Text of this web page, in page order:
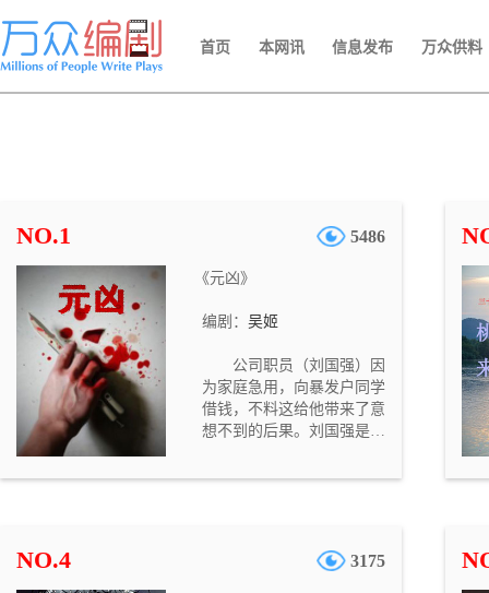
首页 本网讯 信息发布 万众供料
NO.1 5486
《元凶》
编剧： 吴姬
公司职员（刘国强）因
为家庭急用，向暴发户同学
借钱，不料这给他带来了意
想不到的后果。刘国强是一
子（郭艳）一向抱怨他没有
不爽。中学时，郭艳和马延
NO.4 3175